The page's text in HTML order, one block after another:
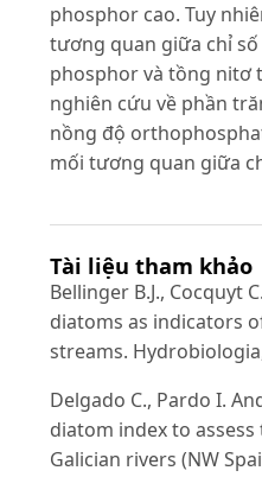
phosphor cao. Tuy
tương quan giữa chỉ
phosphor và tồng nitơ
nghiên cứu về phần
nồng độ
mối tương quan giữa
Tài liệu tham khảo
Bellinger B.J., Cocquyt
diatoms as indicators
streams.
Delgado C., Pardo I.
diatom index to
Galician rivers (NW